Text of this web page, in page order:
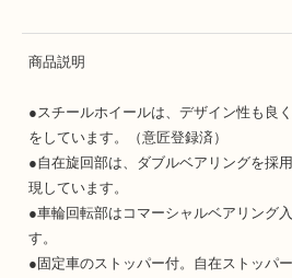
商品説明
●スチールホイールは、デザイン性も良
をしています。（意匠登録済）
●自在旋回部は、ダブルベアリングを採
現しています。
●車輪回転部はコマーシャルベアリング
す。
●固定車のストッパー付。自在ストッパ